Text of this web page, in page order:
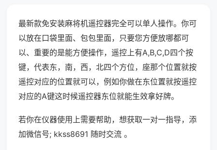
最新款免安装麻将机遥控器完全可以单人操作。你可
以放在口袋里面、包包里面，只要您方便放哪都可
以、重要的是能方便操作，遥控上有A,B,C,D四个按
键，代表东，南，西，北四个方位，座那个位置就按
遥控对应的位置就可以，例如你做在东位置就按遥控
对应的A键这时候遥控器东位就能生效拿好牌。
若你在仪器使用上需要帮助，想获取一对一指导，添
加微信号; kkss8691 随时交流 。